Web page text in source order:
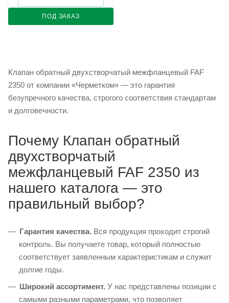
ПОД ЗАКАЗ
Клапан обратный двухстворчатый межфланцевый FAF
2350 от компании «Черметком» — это гарантия
безупречного качества, строгого соответствия стандартам
и долговечности.
Почему Клапан обратный
двухстворчатый
межфланцевый FAF 2350 из
нашего каталога — это
правильный выбор?
Гарантия качества. Вся продукция проходит строгий
контроль. Вы получаете товар, который полностью
соответствует заявленным характеристикам и служит
долгие годы.
Широкий ассортимент. У нас представлены позиции с
самыми разными параметрами, что позволяет